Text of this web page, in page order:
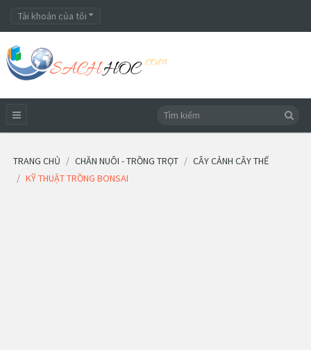
Tài khoản của tôi
TRANG CHỦ CHĂN NUÔI - TRỒNG TRỌT
CÂY CẢNH CÂY THẾ
KỸ THUẬT TRỒNG BONSAI